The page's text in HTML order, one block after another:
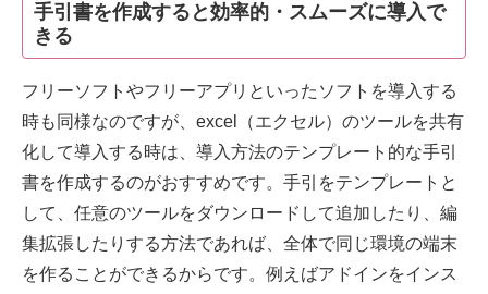
手引書を作成すると効率的・スムーズに導入で
きる
フリーソフトやフリーアプリといったソフトを導入する
時も同様なのですが、excel（エクセル）のツールを共有
化して導入する時は、導入方法のテンプレート的な手引
書を作成するのがおすすめです。手引をテンプレートと
して、任意のツールをダウンロードして追加したり、編
集拡張したりする方法であれば、全体で同じ環境の端末
を作ることができるからです。例えばアドインをインス